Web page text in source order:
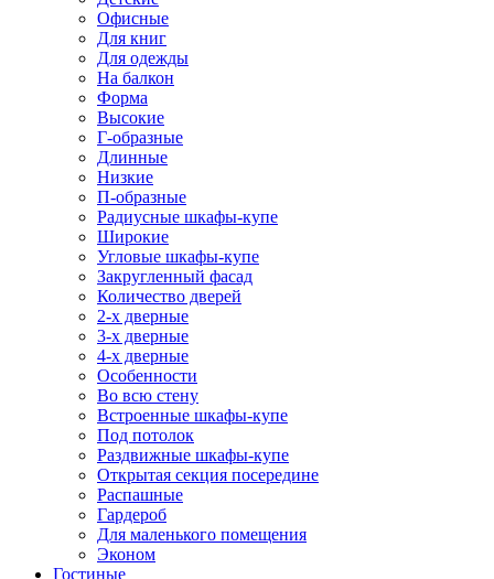
Офисные
Для книг
Для одежды
На балкон
Форма
Высокие
Г-образные
Длинные
Низкие
П-образные
Радиусные шкафы-купе
Широкие
Угловые шкафы-купе
Закругленный фасад
Количество дверей
2-х дверные
3-х дверные
4-х дверные
Особенности
Во всю стену
Встроенные шкафы-купе
Под потолок
Раздвижные шкафы-купе
Открытая секция посередине
Распашные
Гардероб
Для маленького помещения
Эконом
Гостиные